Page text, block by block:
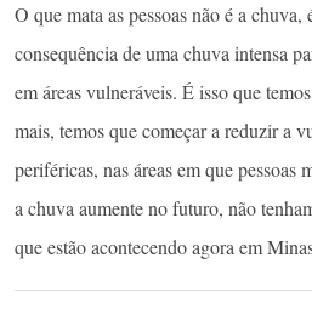
O que mata as pessoas não é a chuva,
consequência de uma chuva intensa
em áreas vulneráveis. É isso que
mais, temos que começar a reduzir a
periféricas, nas áreas em que pessoas
a chuva aumente no futuro, não
que estão acontecendo agora em